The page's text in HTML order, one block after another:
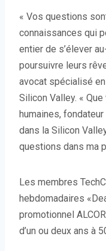
« Vos questions
connaissances qui
entier de s’élever
poursuivre leurs
avocat spécialisé
Silicon Valley. «
humaines,
dans la Silicon
questions dans ma
Les membres
hebdomadaires
promotionnel
d’un ou deux ans à